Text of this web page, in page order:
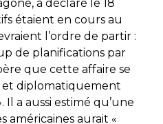
a déclaré le 18
étaient en cours au
l’ordre de partir :
de planifications par
que cette affaire se
diplomatiquement
Il a aussi estimé qu’une
américaines aurait «